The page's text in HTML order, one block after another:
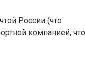
России (что
компанией, что